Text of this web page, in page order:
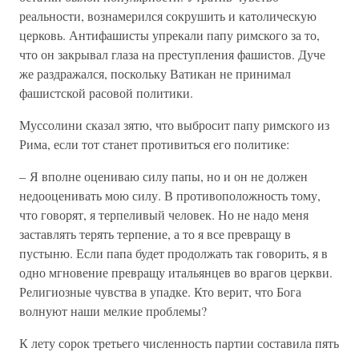
реальности, вознамерился сокрушить и католическую
церковь. Антифашисты упрекали папу римского за то,
что он закрывал глаза на преступления фашистов. Дуче
же раздражался, поскольку Ватикан не принимал
фашистской расовой политики.
Муссолини сказал зятю, что выбросит папу римского из
Рима, если тот станет противиться его политике:
– Я вполне оцениваю силу папы, но и он не должен
недооценивать мою силу. В противоположность тому,
что говорят, я терпеливый человек. Но не надо меня
заставлять терять терпение, а то я все превращу в
пустыню. Если папа будет продолжать так говорить, я в
одно мгновение превращу итальянцев во врагов церкви.
Религиозные чувства в упадке. Кто верит, что Бога
волнуют наши мелкие проблемы?
К лету сорок третьего численность партии составила пять